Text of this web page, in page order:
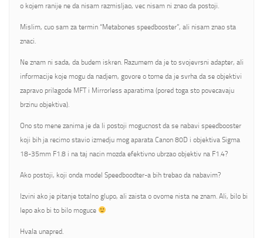
o kojem ranije ne da nisam razmisljao, vec nisam ni znao da postoji.
Mislim, cuo sam za termin “Metabones speedbooster”, ali nisam znao sta
znaci.
Ne znam ni sada, da budem iskren. Razumem da je to svojevrsni adapter, ali
informacije koje mogu da nadjem, govore o tome da je svrha da se objektivi
zapravo prilagode MFT i Mirrorless aparatima (pored toga sto povecavaju
brzinu objektiva).
Ono sto mene zanima je da li postoji mogucnost da se nabavi speedbooster
koji bih ja recimo stavio izmedju mog aparata Canon 80D i objektiva Sigma
18-35mm F1.8 i na taj nacin mozda efektivno ubrzao objektiv na F1.4?
Ako postoji, koji onda model Speedboodter-a bih trebao da nabavim?
Izvini ako je pitanje totalno glupo, ali zaista o ovome nista ne znam. Ali, bilo bi
lepo ako bi to bilo moguce
Hvala unapred.